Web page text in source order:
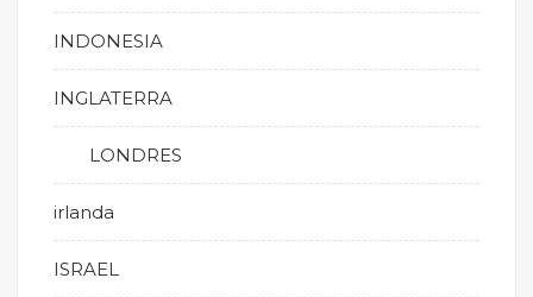
INDONESIA
INGLATERRA
LONDRES
irlanda
ISRAEL